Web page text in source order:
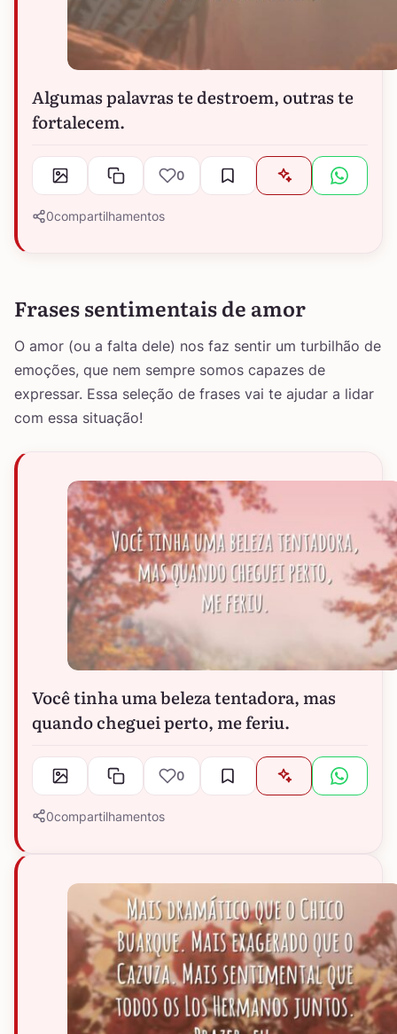
Algumas palavras te destroem, outras te
fortalecem.
0
0compartilhamentos
Frases sentimentais de amor
O amor (ou a falta dele) nos faz sentir um turbilhão de
emoções, que nem sempre somos capazes de
expressar. Essa seleção de frases vai te ajudar a lidar
com essa situação!
Você tinha uma beleza tentadora, mas
quando cheguei perto, me feriu.
0
0compartilhamentos